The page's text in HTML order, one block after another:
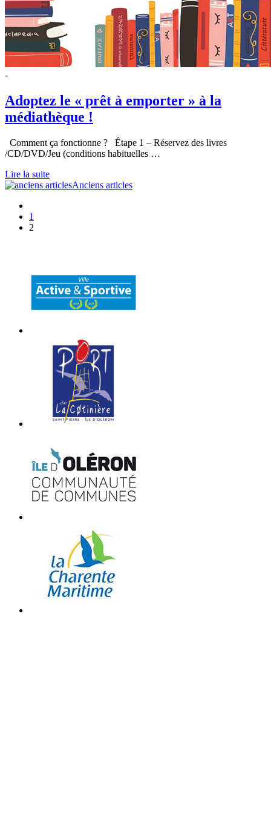
-
Adoptez le « prêt à emporter » à la
médiathèque !
Comment ça fonctionne ? Étape 1 – Réservez des livres
/CD/DVD/Jeu (conditions habituelles …
Lire la suite
Anciens articles
1
2